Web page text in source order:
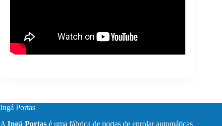
Ingá Portas
A Ingá Portas é uma fábrica de portas de enrolar automáticas